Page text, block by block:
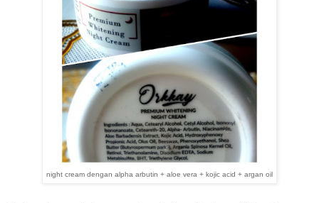
night cream dengan alpha arbutin + aloe vera + kojic acid + argan oil